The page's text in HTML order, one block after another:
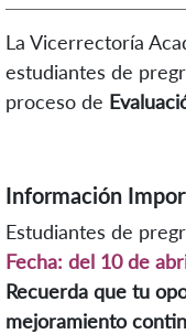
La Vicerrectoría
estudiantes de
proceso de
Información
Estudiantes de
Fecha: del 10 de
Recuerda que tu
mejoramiento